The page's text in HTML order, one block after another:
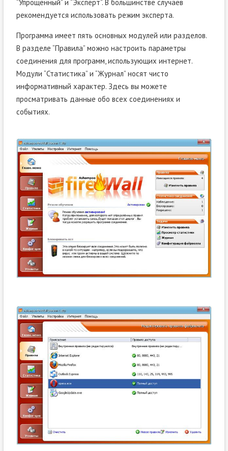
“Упрощенный” и “Эксперт”. В большинстве случаев
рекомендуется использовать режим эксперта.
Программа имеет пять основных модулей или разделов.
В разделе “Правила” можно настроить параметры
соединения для программ, использующих интернет.
Модули “Статистика” и “Журнал” носят чисто
информативный характер. Здесь вы можете
просматривать данные обо всех соединениях и
событиях.